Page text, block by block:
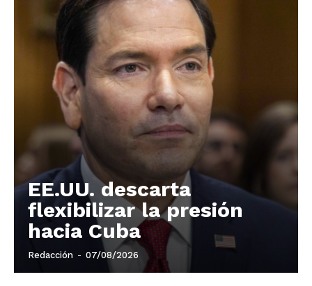
EE.UU. descarta
flexibilizar la presión
hacia Cuba
Redacción - 07/08/2026